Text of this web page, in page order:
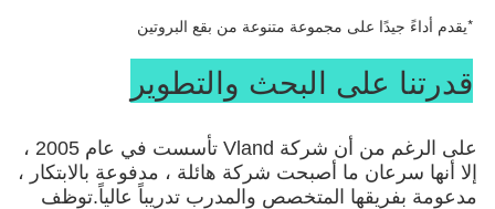
*يقدم أداءً جيدًا على مجموعة متنوعة من بقع البروتين
قدرتنا على البحث والتطوير
على الرغم من أن شركة Vland تأسست في عام 2005 ،
إلا أنها سرعان ما أصبحت شركة هائلة ، مدفوعة بالابتكار ،
مدعومة بفريقها المتخصص والمدرب تدريباً عالياً.توظف